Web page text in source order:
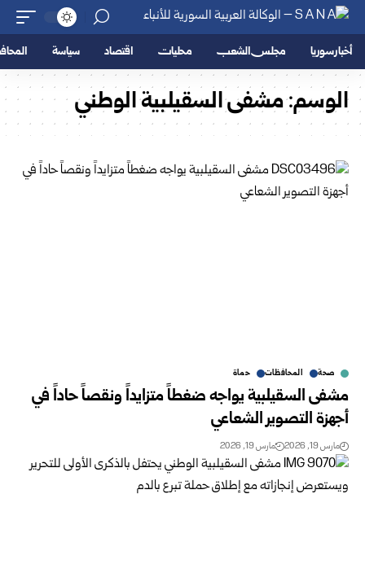
أخبار سوريا مجلس الشعب محليات اقتصاد سياسة
الوسم:مشفى السقيلبية الوطني
صحة المحافظات حماة
مشفى السقيلبية يواجه ضغطاً متزايداً ونقصاً حاداً في
أجهزة التصوير الشعاعي
مارس 19, 2026 مارس 19, 2026